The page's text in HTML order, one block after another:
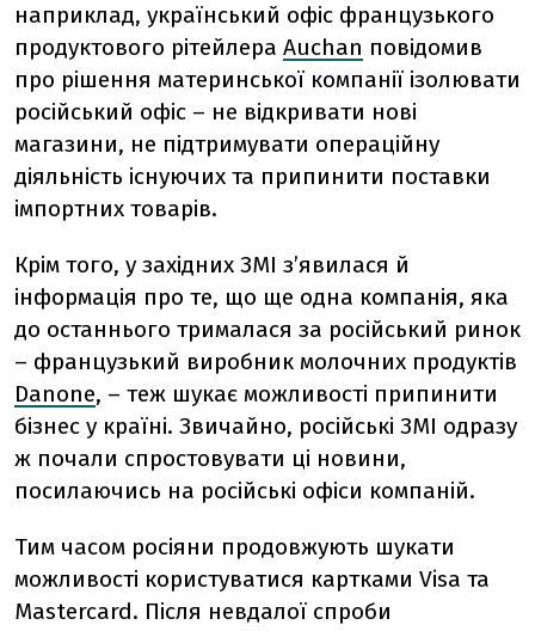
наприклад, український офіс французького
продуктового рітейлера Auchan повідомив
про рішення материнської компанії ізолювати
російський офіс – не відкривати нові
магазини, не підтримувати операційну
діяльність існуючих та припинити поставки
імпортних товарів.
Крім того, у західних ЗМІ з’явилася й
інформація про те, що ще одна компанія, яка
до останнього трималася за російський ринок
– французький виробник молочних продуктів
Danone, – теж шукає можливості припинити
бізнес у країні. Звичайно, російські ЗМІ одразу
ж почали спростовувати ці новини,
посилаючись на російські офіси компаній.
Тим часом росіяни продовжують шукати
можливості користуватися картками Visa та
Mastercard. Після невдалої спроби